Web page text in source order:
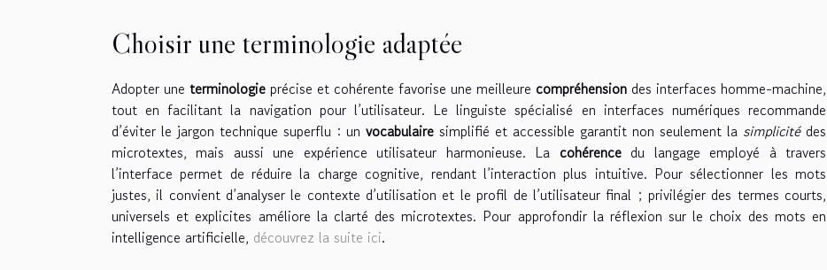
Choisir une terminologie adaptée
Adopter une terminologie précise et cohérente favorise une meilleure compréhension des interfaces homme-machine,
tout en facilitant la navigation pour l’utilisateur. Le linguiste spécialisé en interfaces numériques recommande
d’éviter le jargon technique superflu : un vocabulaire simplifié et accessible garantit non seulement la simplicitédes
microtextes, mais aussi une expérience utilisateur harmonieuse. La cohérencedu langage employé à travers
l’interface permet de réduire la charge cognitive, rendant l’interaction plus intuitive. Pour sélectionner les mots
justes, il convient d’analyser le contexte d’utilisation et le profil de l’utilisateur final ; privilégier des termes courts,
universels et explicites améliore la clarté des microtextes. Pour approfondir la réflexion sur le choix des mots en
intelligence artificielle, découvrez la suite ici.